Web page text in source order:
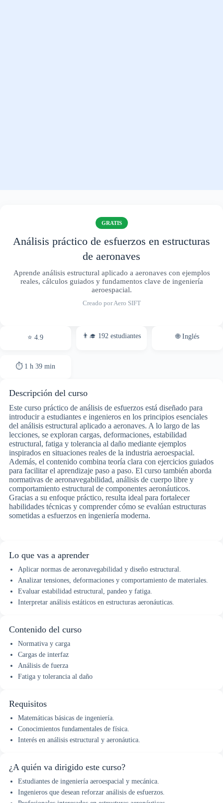
GRATIS
Análisis práctico de esfuerzos en estructuras
de aeronaves
Aprende análisis estructural aplicado a aeronaves con ejemplos
reales, cálculos guiados y fundamentos clave de ingeniería
aeroespacial.
Creado por Aero SIFT
⭐ 4.9 👨‍🎓 192 estudiantes 🌐 Inglés
⏱ 1 h 39 min
Descripción del curso
Este curso práctico de análisis de esfuerzos está diseñado para
introducir a estudiantes e ingenieros en los principios esenciales
del análisis estructural aplicado a aeronaves. A lo largo de las
lecciones, se exploran cargas, deformaciones, estabilidad
estructural, fatiga y tolerancia al daño mediante ejemplos
inspirados en situaciones reales de la industria aeroespacial.
Además, el contenido combina teoría clara con ejercicios guiados
para facilitar el aprendizaje paso a paso. El curso también aborda
normativas de aeronavegabilidad, análisis de cuerpo libre y
comportamiento estructural de componentes aeronáuticos.
Gracias a su enfoque práctico, resulta ideal para fortalecer
habilidades técnicas y comprender cómo se evalúan estructuras
sometidas a esfuerzos en ingeniería moderna.
Lo que vas a aprender
Aplicar normas de aeronavegabilidad y diseño estructural.
Analizar tensiones, deformaciones y comportamiento de materiales.
Evaluar estabilidad estructural, pandeo y fatiga.
Interpretar análisis estáticos en estructuras aeronáuticas.
Contenido del curso
Normativa y carga
Cargas de interfaz
Análisis de fuerza
Fatiga y tolerancia al daño
Requisitos
Matemáticas básicas de ingeniería.
Conocimientos fundamentales de física.
Interés en análisis estructural y aeronáutica.
¿A quién va dirigido este curso?
Estudiantes de ingeniería aeroespacial y mecánica.
Ingenieros que desean reforzar análisis de esfuerzos.